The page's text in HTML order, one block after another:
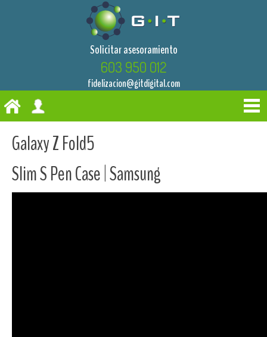
Solicitar asesoramiento
603 950 012
fidelizacion@gitdigital.com
Galaxy Z Fold5
Slim S Pen Case | Samsung​